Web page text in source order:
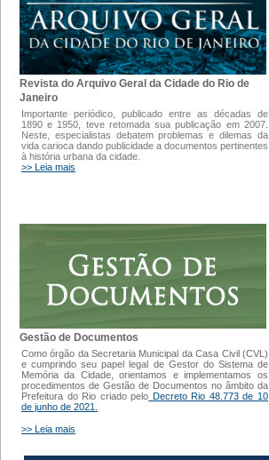
Revista do Arquivo Geral da Cidade do Rio de
Janeiro
Importante periódico, publicado entre as décadas de
1890 e 1950, teve retomada sua publicação em 2007.
Neste, especialistas debatem problemas e dilemas da
vida carioca dando publicidade a documentos pertinentes
à história urbana da cidade.
>> Leia mais
Gestão de Documentos
Como órgão da Secretaria Municipal da Casa Civil (CVL)
e cumprindo seu papel legal de Gestor do Sistema de
Memória da Cidade, orientamos e implementamos os
procedimentos de Gestão de Documentos no âmbito da
Prefeitura do Rio criado pelo Decreto Rio 48.773 de 10
de junho de 2021.
>> Leia mais